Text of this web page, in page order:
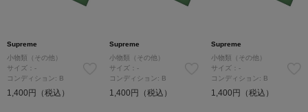
Supreme
小物類（その他）
サイズ：-
コンディション: B
1,400円（税込）
Supreme
小物類（その他）
サイズ：-
コンディション: B
1,400円（税込）
Supreme
小物類（その他）
サイズ：-
コンディション: B
1,400円（税込）